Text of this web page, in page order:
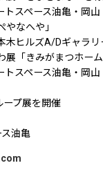
ース油亀・岡山
なへや」
ズA/Dギャラリ
展「きみがまつホー
ース油亀・岡山
ープ展を開催
油亀